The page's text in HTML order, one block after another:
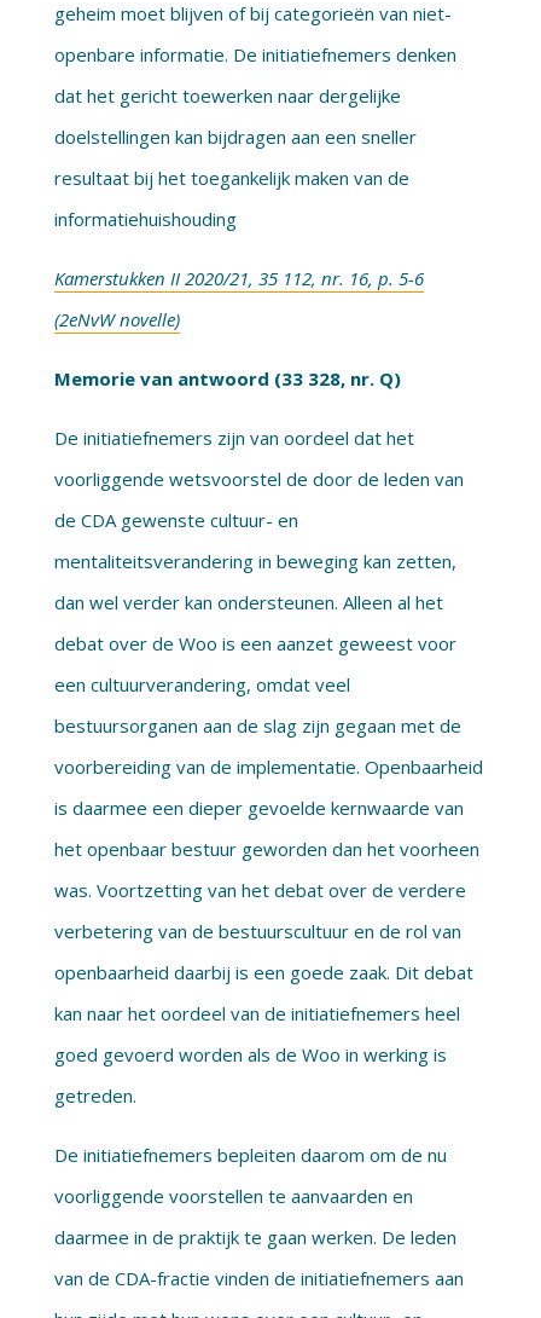
geheim moet blijven of bij categorieën van niet-
openbare informatie. De initiatiefnemers denken
dat het gericht toewerken naar dergelijke
doelstellingen kan bijdragen aan een sneller
resultaat bij het toegankelijk maken van de
informatiehuishouding
Kamerstukken II 2020/21, 35 112, nr. 16, p. 5-6
(2eNvW novelle)
Memorie van antwoord (33 328, nr. Q)
De initiatiefnemers zijn van oordeel dat het
voorliggende wetsvoorstel de door de leden van
de CDA gewenste cultuur- en
mentaliteitsverandering in beweging kan zetten,
dan wel verder kan ondersteunen. Alleen al het
debat over de Woo is een aanzet geweest voor
een cultuurverandering, omdat veel
bestuursorganen aan de slag zijn gegaan met de
voorbereiding van de implementatie. Openbaarheid
is daarmee een dieper gevoelde kernwaarde van
het openbaar bestuur geworden dan het voorheen
was. Voortzetting van het debat over de verdere
verbetering van de bestuurscultuur en de rol van
openbaarheid daarbij is een goede zaak. Dit debat
kan naar het oordeel van de initiatiefnemers heel
goed gevoerd worden als de Woo in werking is
getreden.
De initiatiefnemers bepleiten daarom om de nu
voorliggende voorstellen te aanvaarden en
daarmee in de praktijk te gaan werken. De leden
van de CDA-fractie vinden de initiatiefnemers aan